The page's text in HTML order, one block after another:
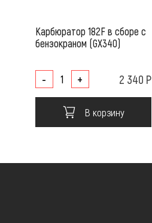
Карбюратор 182F в сборе с
бензокраном (GX340)
- + 2 340 Р
В корзину